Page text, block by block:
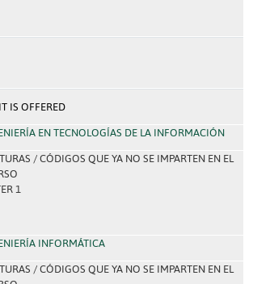
IS OFFERED
EN TECNOLOGÍAS DE LA INFORMACIÓN
/ CÓDIGOS QUE YA NO SE IMPARTEN EN EL
1
INFORMÁTICA
/ CÓDIGOS QUE YA NO SE IMPARTEN EN EL